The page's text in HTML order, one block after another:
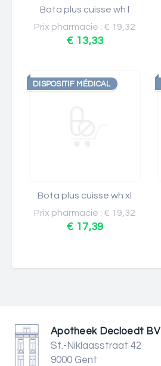
Bota plus cuisse wh l
Prix pharmacie : € 19,32
€ 13,33
DISPOSITIF MÉDICAL
Bota plus cuisse wh xl
Prix pharmacie : € 19,32
€ 17,39
Apotheek Decloedt BV
St.-Niklaasstraat 42
9000 Gent